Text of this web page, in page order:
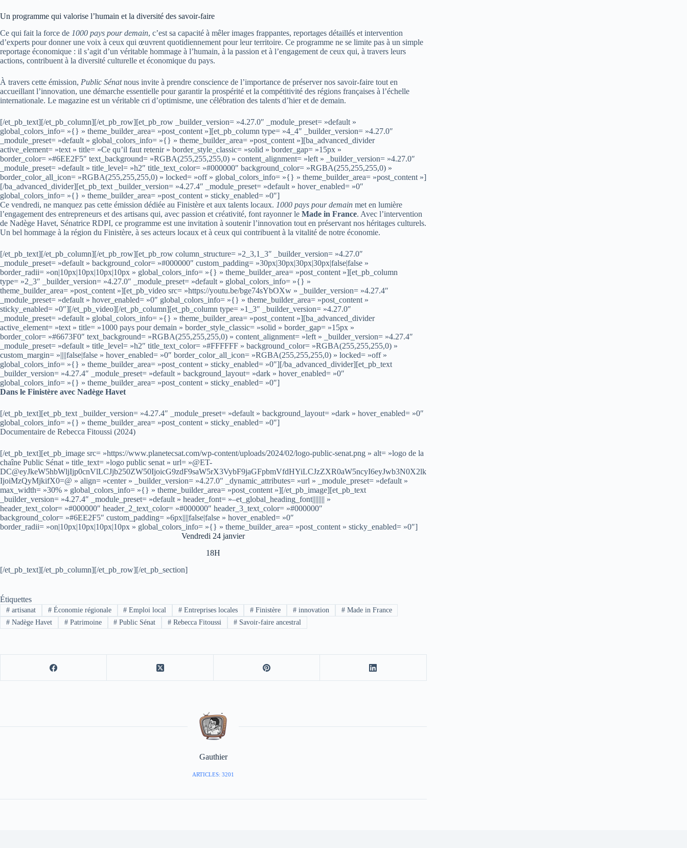
Un programme qui valorise l’humain et la diversité des savoir-faire
Ce qui fait la force de 1000 pays pour demain, c’est sa capacité à mêler images frappantes, reportages détaillés et intervention
d’experts pour donner une voix à ceux qui œuvrent quotidiennement pour leur territoire. Ce programme ne se limite pas à un simple
reportage économique : il s’agit d’un véritable hommage à l’humain, à la passion et à l’engagement de ceux qui, à travers leurs
actions, contribuent à la diversité culturelle et économique du pays.
À travers cette émission, Public Sénatnous invite à prendre conscience de l’importance de préserver nos savoir-faire tout en
accueillant l’innovation, une démarche essentielle pour garantir la prospérité et la compétitivité des régions françaises à l’échelle
internationale. Le magazine est un véritable cri d’optimisme, une célébration des talents d’hier et de demain.
[/et_pb_text][/et_pb_column][/et_pb_row][et_pb_row _builder_version= »4.27.0″ _module_preset= »default »
global_colors_info= »{} » theme_builder_area= »post_content »][et_pb_column type= »4_4″ _builder_version= »4.27.0″
_module_preset= »default » global_colors_info= »{} » theme_builder_area= »post_content »][ba_advanced_divider
active_element= »text » title= »Ce qu’il faut retenir » border_style_classic= »solid » border_gap= »15px »
border_color= »#6EE2F5″ text_background= »RGBA(255,255,255,0) » content_alignment= »left » _builder_version= »4.27.0″
_module_preset= »default » title_level= »h2″ title_text_color= »#000000″ background_color= »RGBA(255,255,255,0) »
border_color_all_icon= »RGBA(255,255,255,0) » locked= »off » global_colors_info= »{} » theme_builder_area= »post_content »]
[/ba_advanced_divider][et_pb_text _builder_version= »4.27.4″ _module_preset= »default » hover_enabled= »0″
global_colors_info= »{} » theme_builder_area= »post_content » sticky_enabled= »0″]
Ce vendredi, ne manquez pas cette émission dédiée au Finistère et aux talents locaux. 1000 pays pour demain met en lumière
l’engagement des entrepreneurs et des artisans qui, avec passion et créativité, font rayonner le Made in France. Avec l’intervention
de Nadège Havet, Sénatrice RDPI, ce programme est une invitation à soutenir l’innovation tout en préservant nos héritages culturels.
Un bel hommage à la région du Finistère, à ses acteurs locaux et à ceux qui contribuent à la vitalité de notre économie.
[/et_pb_text][/et_pb_column][/et_pb_row][et_pb_row column_structure= »2_3,1_3″ _builder_version= »4.27.0″
_module_preset= »default » background_color= »#000000″ custom_padding= »30px|30px|30px|30px|false|false »
border_radii= »on|10px|10px|10px|10px » global_colors_info= »{} » theme_builder_area= »post_content »][et_pb_column
type= »2_3″ _builder_version= »4.27.0″ _module_preset= »default » global_colors_info= »{} »
theme_builder_area= »post_content »][et_pb_video src= »https://youtu.be/bge74sYbOXw » _builder_version= »4.27.4″
_module_preset= »default » hover_enabled= »0″ global_colors_info= »{} » theme_builder_area= »post_content »
sticky_enabled= »0″][/et_pb_video][/et_pb_column][et_pb_column type= »1_3″ _builder_version= »4.27.0″
_module_preset= »default » global_colors_info= »{} » theme_builder_area= »post_content »][ba_advanced_divider
active_element= »text » title= »1000 pays pour demain » border_style_classic= »solid » border_gap= »15px »
border_color= »#6673F0″ text_background= »RGBA(255,255,255,0) » content_alignment= »left » _builder_version= »4.27.4″
_module_preset= »default » title_level= »h2″ title_text_color= »#FFFFFF » background_color= »RGBA(255,255,255,0) »
custom_margin= »||||false|false » hover_enabled= »0″ border_color_all_icon= »RGBA(255,255,255,0) » locked= »off »
global_colors_info= »{} » theme_builder_area= »post_content » sticky_enabled= »0″][/ba_advanced_divider][et_pb_text
_builder_version= »4.27.4″ _module_preset= »default » background_layout= »dark » hover_enabled= »0″
global_colors_info= »{} » theme_builder_area= »post_content » sticky_enabled= »0″]
Dans le Finistère avec Nadège Havet
[/et_pb_text][et_pb_text _builder_version= »4.27.4″ _module_preset= »default » background_layout= »dark » hover_enabled= »0″
global_colors_info= »{} » theme_builder_area= »post_content » sticky_enabled= »0″]
Documentaire de Rebecca Fitoussi (2024)
[/et_pb_text][et_pb_image src= »https://www.planetecsat.com/wp-content/uploads/2024/02/logo-public-senat.png » alt= »logo de la
chaîne Public Sénat » title_text= »logo public senat » url= »@ET-
DC@eyJkeW5hbWljIjp0cnVlLCJjb250ZW50IjoicG9zdF9saW5rX3VybF9jaGFpbmVfdHYiLCJzZXR0aW5ncyI6eyJwb3N0X2lk
IjoiMzQyMjkifX0=@ » align= »center » _builder_version= »4.27.0″ _dynamic_attributes= »url » _module_preset= »default »
max_width= »30% » global_colors_info= »{} » theme_builder_area= »post_content »][/et_pb_image][et_pb_text
_builder_version= »4.27.4″ _module_preset= »default » header_font= »–et_global_heading_font|||||||| »
header_text_color= »#000000″ header_2_text_color= »#000000″ header_3_text_color= »#000000″
background_color= »#6EE2F5″ custom_padding= »6px||||false|false » hover_enabled= »0″
border_radii= »on|10px|10px|10px|10px » global_colors_info= »{} » theme_builder_area= »post_content » sticky_enabled= »0″]
Vendredi 24 janvier
18H
[/et_pb_text][/et_pb_column][/et_pb_row][/et_pb_section]
Étiquettes
#artisanat #Économie régionale # Emploi local # Entreprises locales # Finistère #innovation #Made in France
#Nadège Havet #Patrimoine # Public Sénat # Rebecca Fitoussi # Savoir-faire ancestral
Gauthier
ARTICLES: 3201